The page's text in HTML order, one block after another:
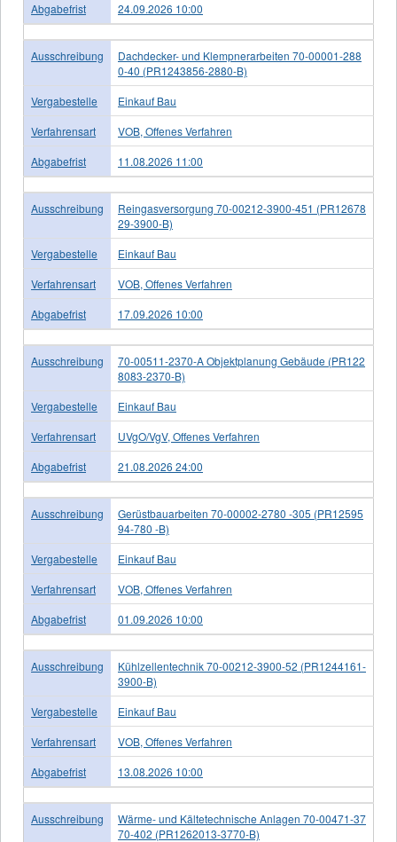
Abgabefrist
24.09.2026 10:00
Ausschreibung
Dachdecker- und Klempnerarbeiten 70-00001-288
0-40 (PR1243856-2880-B)
Vergabestelle
Einkauf Bau
Verfahrensart
VOB, Offenes Verfahren
Abgabefrist
11.08.2026 11:00
Ausschreibung
Reingasversorgung 70-00212-3900-451 (PR12678
29-3900-B)
Vergabestelle
Einkauf Bau
Verfahrensart
VOB, Offenes Verfahren
Abgabefrist
17.09.2026 10:00
Ausschreibung
70-00511-2370-A Objektplanung Gebäude (PR122
8083-2370-B)
Vergabestelle
Einkauf Bau
Verfahrensart
UVgO/VgV, Offenes Verfahren
Abgabefrist
21.08.2026 24:00
Ausschreibung
Gerüstbauarbeiten 70-00002-2780 -305 (PR12595
94-780 -B)
Vergabestelle
Einkauf Bau
Verfahrensart
VOB, Offenes Verfahren
Abgabefrist
01.09.2026 10:00
Ausschreibung
Kühlzellentechnik 70-00212-3900-52 (PR1244161-
3900-B)
Vergabestelle
Einkauf Bau
Verfahrensart
VOB, Offenes Verfahren
Abgabefrist
13.08.2026 10:00
Ausschreibung
Wärme- und Kältetechnische Anlagen 70-00471-37
70-402 (PR1262013-3770-B)